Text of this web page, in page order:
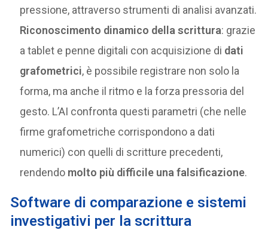
pressione, attraverso strumenti di analisi avanzati.
Riconoscimento dinamico della scrittura: grazie
a tablet e penne digitali con acquisizione di dati
grafometrici, è possibile registrare non solo la
forma, ma anche il ritmo e la forza pressoria del
gesto. L’AI confronta questi parametri (che nelle
firme grafometriche corrispondono a dati
numerici) con quelli di scritture precedenti,
rendendo molto più difficile una falsificazione.
Software di comparazione e sistemi
investigativi per la scrittura